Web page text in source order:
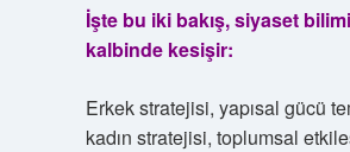
İşte bu iki bakış, siyaset
kalbinde kesişir:
Erkek stratejisi, yapısal gücü
kadın stratejisi, toplumsal